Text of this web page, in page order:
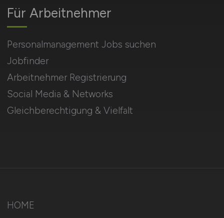
Für Arbeitnehmer
Personalmanagement Jobs suchen
Jobfinder
Arbeitnehmer Registrierung
Social Media & Networks
Gleichberechtigung & Vielfalt
HOME